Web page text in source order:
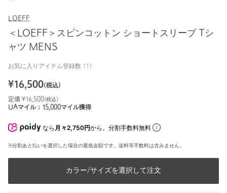
LOEFF
＜LOEFF＞スビンコットン ショートスリーブ Tシ
ャツ MENS
お気に入りアイテム登録数 111
¥16,500(税込)
定価 ¥16,500(税込)
UAマイル： 15,000マイル獲得
なら 月々2,750円から。分割手数料無料
※分割あと払いを選択した場合の最低金額です。送料等手数料は含みません。
カラー/サイズを選択して注文